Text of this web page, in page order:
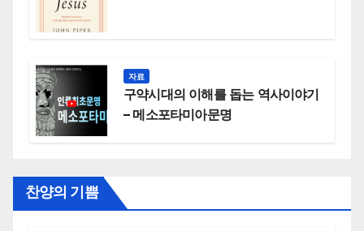
자료
구약시대의 이해를 돕는 역사이야기
– 메소포타미아문명
찬양의 기쁨